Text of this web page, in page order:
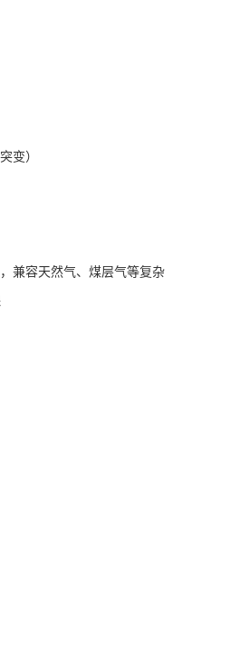
变）
兼容天然气、煤层气等复杂